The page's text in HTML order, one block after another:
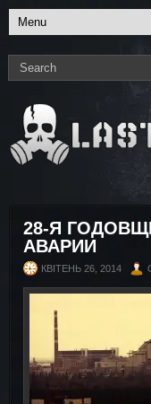
28-Я
АВАРИИ
КВІТЕНЬ 26, 2014